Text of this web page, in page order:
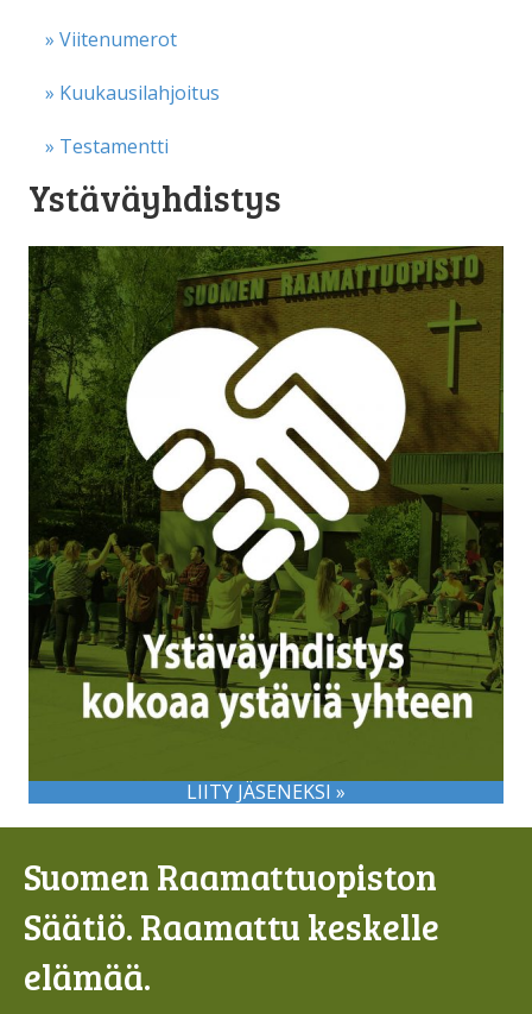
» Viitenumerot
» Kuukausilahjoitus
» Testamentti
Ystäväyhdistys
LIITY JÄSENEKSI »
Suomen Raamattuopiston
Säätiö. Raamattu keskelle
elämää.